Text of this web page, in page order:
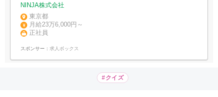
NINJA株式会社
東京都
月給23万6,000円～
正社員
スポンサー： 求人ボックス
#クイズ